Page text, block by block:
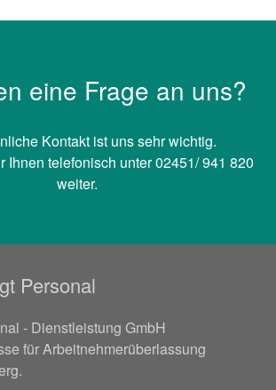
eine Frage an uns?
Kontakt ist uns sehr wichtig.
Ihnen telefonisch unter 02451/ 941 820
weiter.
Personal
- Dienstleistung GmbH
für Arbeitnehmerüberlassung